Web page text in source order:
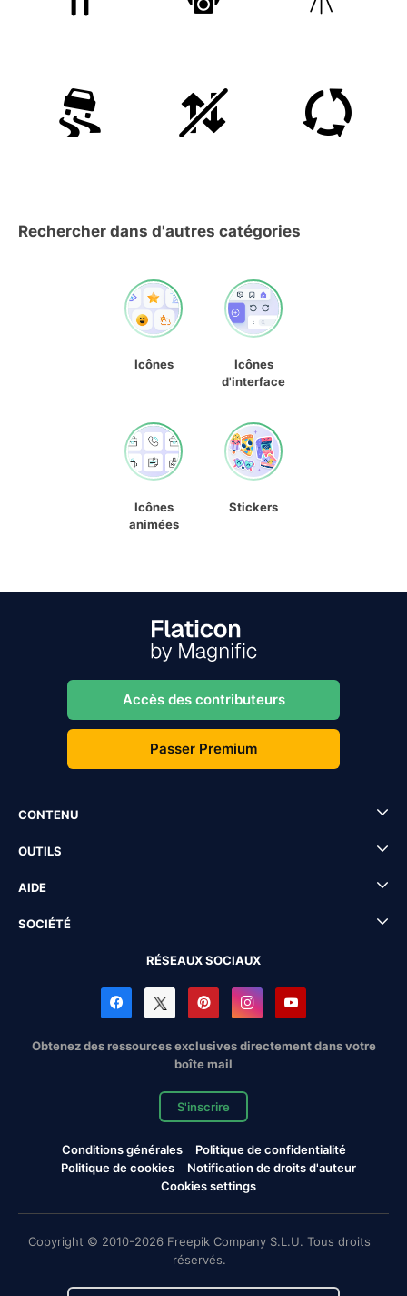
Rechercher dans d'autres catégories
Icônes
Icônes
d'interface
Icônes
animées
Stickers
Accès des contributeurs
Passer Premium
CONTENU
OUTILS
AIDE
SOCIÉTÉ
RÉSEAUX SOCIAUX
Obtenez des ressources exclusives directement dans votre
boîte mail
S'inscrire
Conditions générales
Politique de confidentialité
Politique de cookies
Notification de droits d'auteur
Cookies settings
Copyright © 2010-2026 Freepik Company S.L.U. Tous droits
réservés.